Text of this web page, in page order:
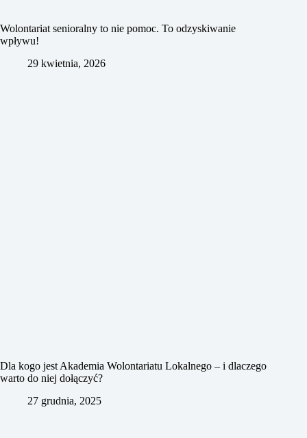
Wolontariat senioralny to nie pomoc. To odzyskiwanie
wpływu!
29 kwietnia, 2026
Dla kogo jest Akademia Wolontariatu Lokalnego – i dlaczego
warto do niej dołączyć?
27 grudnia, 2025